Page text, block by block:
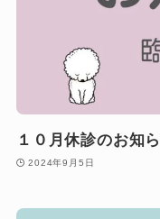
１０月休診のお知
2024年9月5日